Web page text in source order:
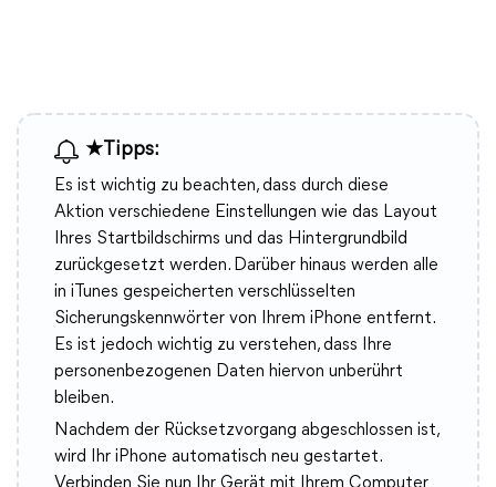
★Tipps:
Es ist wichtig zu beachten, dass durch diese
Aktion verschiedene Einstellungen wie das Layout
Ihres Startbildschirms und das Hintergrundbild
zurückgesetzt werden. Darüber hinaus werden alle
in iTunes gespeicherten verschlüsselten
Sicherungskennwörter von Ihrem iPhone entfernt.
Es ist jedoch wichtig zu verstehen, dass Ihre
personenbezogenen Daten hiervon unberührt
bleiben.
Nachdem der Rücksetzvorgang abgeschlossen ist,
wird Ihr iPhone automatisch neu gestartet.